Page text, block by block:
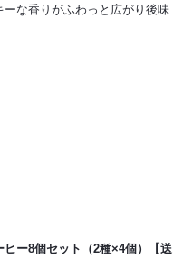
な香りがふわっと広がり後味
ヒー8個セット（2種×4個）【送